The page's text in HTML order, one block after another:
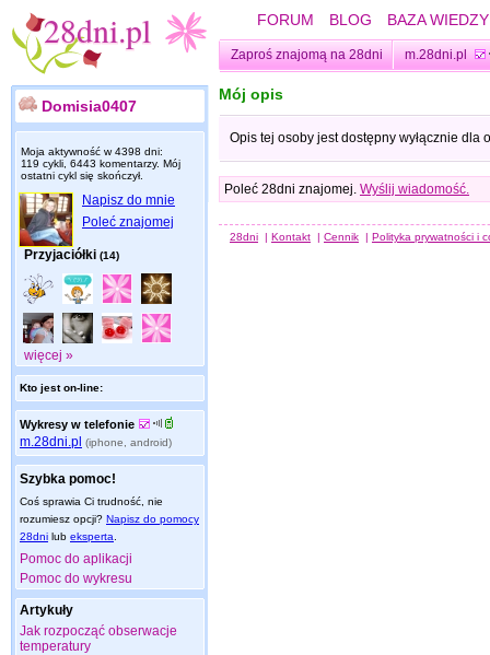
FORUM BLOG BAZA WIEDZY
Zaproś znajomą na 28dni m.28dni.pl
Domisia0407
Moja aktywność w 4398 dni:
119 cykli, 6443 komentarzy. Mój
ostatni cykl się skończył.
Napisz do mnie
Poleć znajomej
Przyjaciółki (14)
więcej »
Kto jest on-line:
Wykresy w telefonie
m.28dni.pl (iphone, android)
Szybka pomoc!
Coś sprawia Ci trudność, nie
rozumiesz opcji? Napisz do pomocy
28dni lub eksperta
Pomoc do aplikacji
Pomoc do wykresu
Artykuły
Jak rozpocząć obserwacje
temperatury
Mój opis
Opis tej osoby jest dostępny wyłącznie dla
Poleć 28dni znajomej. Wyślij wiadomość.
28dni | Kontakt | Cennik | Polityka prywatności i